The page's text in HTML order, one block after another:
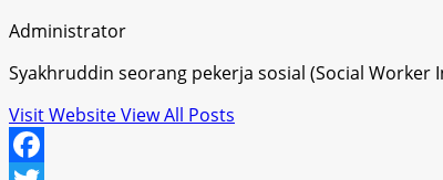
Administrator
Syakhruddin seorang pekerja sosial (Social
Visit WebsiteView All Posts